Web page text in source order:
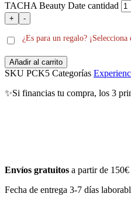
TACHA Beauty Date cantidad
+ -
¿Es para un regalo?
Añadir al carrito
SKU PCK5 Categorías
✨Si financias tu compra, los 3
Envíos gratuitos a partir de 150€
Fecha de entrega 3-7 días